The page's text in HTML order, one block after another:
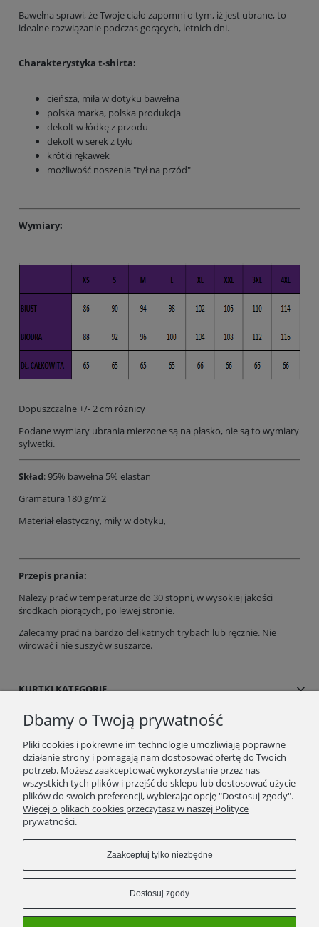
Bawełna sprawi, że Twoje ciało zapomni o tym, iż jest ubrane, to
idealne rozwiązanie podczas gorących, letnich dni.
Charakterystyka t-shirta:
cieńsza, miła w dotyku bawełna
polska marka, polska produkcja
dekolt w łódkę z przodu
dekolt w serek z tyłu
krótki rękawek
możliwość noszenia "tył na przód"
Wymiary:
Dopuszczalne +/- 2 cm różnicy
Podane wymiary ubrania mierzone są na płasko, nie są to wymiary
sylwetki.
Skład: 95% bawełna 5% elastan
Gramatura 180 g/m2
Materiał elastyczny, miły w dotyku,
Przepis prania:
Należy prać w temperaturze do 30 stopni, w wysokiej jakości
środkach piorących, po lewej stronie.
Zalecamy prać na bardzo delikatnych trybach lub ręcznie. Nie
wirować i nie suszyć w suszarce.
KURTKI KATEGORIE
SUKIENKI/SPÓDNICE
BLOG/NEWSY
SPRAWDŹ TO
STRONY
KONTAKT
Dbamy o Twoją prywatność
Pliki cookies i pokrewne im technologie umożliwiają poprawne
działanie strony i pomagają nam dostosować ofertę do Twoich
potrzeb. Możesz zaakceptować wykorzystanie przez nas
wszystkich tych plików i przejść do sklepu lub dostosować użycie
plików do swoich preferencji, wybierając opcję "Dostosuj zgody".
Więcej o plikach cookies przeczytasz w naszej Polityce
prywatności.
Zaakceptuj tylko niezbędne
Dostosuj zgody